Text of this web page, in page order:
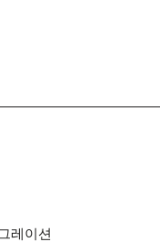
레이션